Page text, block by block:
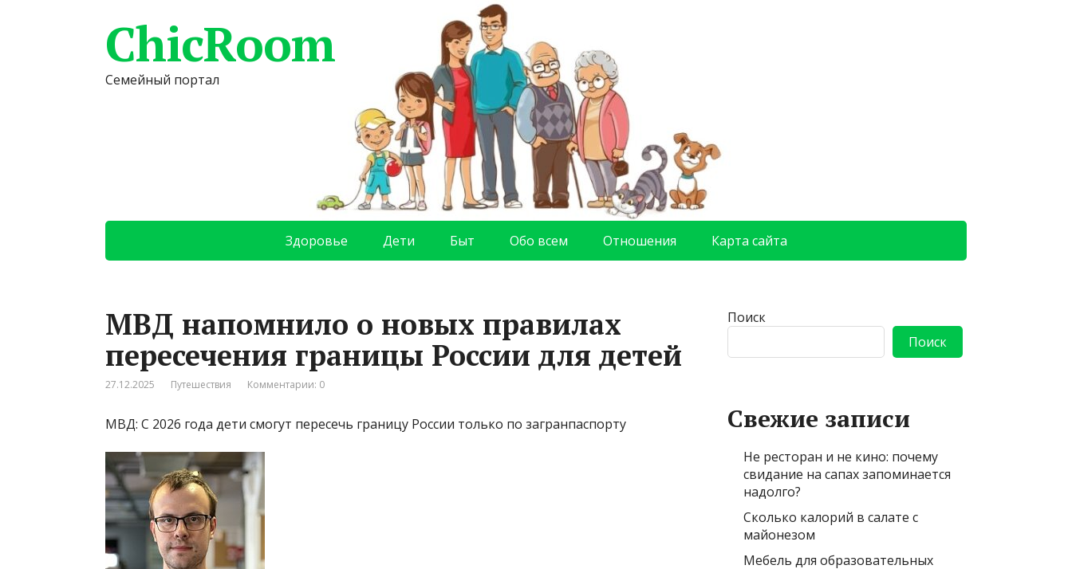
ChicRoom
Семейный портал
Здоровье Дети Быт Обо всем Отношения Карта сайта
МВД напомнило о новых правилах
пересечения границы России для детей
27.12.2025 Путешествия Комментарии: 0
МВД: С 2026 года дети смогут пересечь границу России только по загранпаспорту
Поиск
Поиск
Свежие записи
Не ресторан и не кино: почему
свидание на сапах запоминается
надолго?
Сколько калорий в салате с
майонезом
Мебель для образовательных